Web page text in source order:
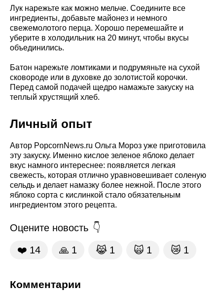
Лук нарежьте как можно мельче. Соедините все
ингредиенты, добавьте майонез и немного
свежемолотого перца. Хорошо перемешайте и
уберите в холодильник на 20 минут, чтобы вкусы
объединились.
Батон нарежьте ломтиками и подрумяньте на сухой
сковороде или в духовке до золотистой корочки.
Перед самой подачей щедро намажьте закуску на
теплый хрустящий хлеб.
Личный опыт
Автор PopcornNews.ru Ольга Мороз уже приготовила
эту закуску. Именно кислое зеленое яблоко делает
вкус намного интереснее: появляется легкая
свежесть, которая отлично уравновешивает соленую
сельдь и делает намазку более нежной. После этого
яблоко сорта с кислинкой стало обязательным
ингредиентом этого рецепта.
Оцените новость
❤️ 14 🙏 1 😹 1 🙀 1 😿 1
Комментарии